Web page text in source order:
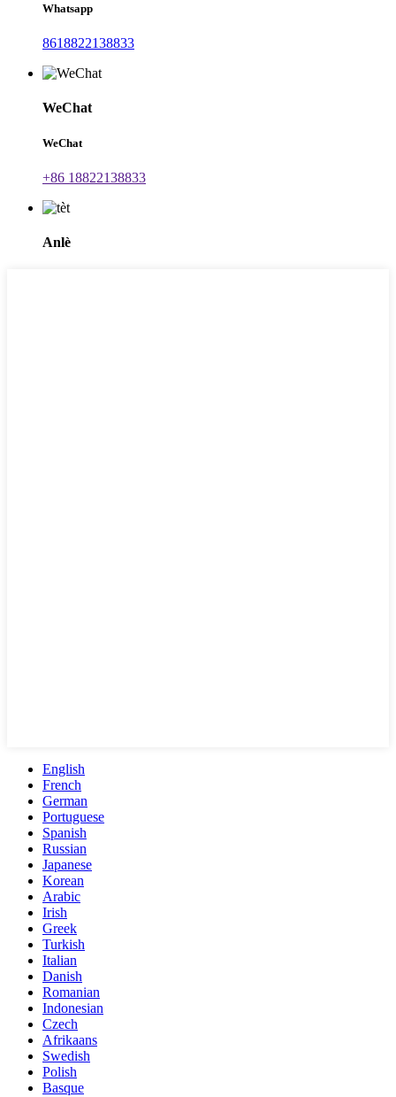
Whatsapp
8618822138833
WeChat
WeChat
+86 18822138833
Anlè
English
French
German
Portuguese
Spanish
Russian
Japanese
Korean
Arabic
Irish
Greek
Turkish
Italian
Danish
Romanian
Indonesian
Czech
Afrikaans
Swedish
Polish
Basque